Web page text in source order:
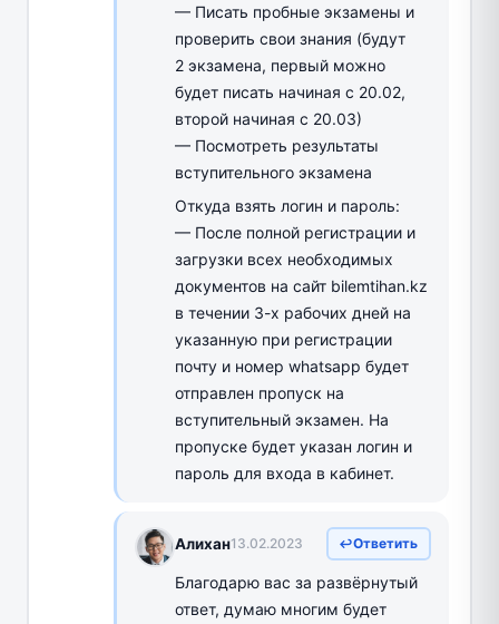
— Писать пробные экзамены и
проверить свои знания (будут
2 экзамена, первый можно
будет писать начиная с 20.02,
второй начиная с 20.03)
— Посмотреть результаты
вступительного экзамена
Откуда взять логин и пароль:
— После полной регистрации и
загрузки всех необходимых
документов на сайт bilemtihan.kz
в течении 3-х рабочих дней на
указанную при регистрации
почту и номер whatsapp будет
отправлен пропуск на
вступительный экзамен. На
пропуске будет указан логин и
пароль для входа в кабинет.
Алихан13.02.2023 Ответить
Благодарю вас за развёрнутый
ответ, думаю многим будет